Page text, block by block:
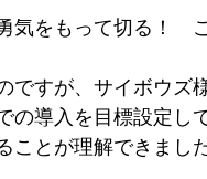
気をもって切る！　
ですが、サイボウズ
導入を目標設定し
ことが理解できまし